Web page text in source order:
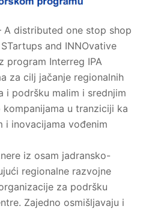
A distributed one stop shop
and INNOvative
program Interreg IPA
za cilj jačanje regionalnih
i podršku malim i srednjim
u tranziciji ka
i inovacijama vođenim
iz osam jadransko-
regionalne razvojne
za podršku
Zajedno osmišljavaju i